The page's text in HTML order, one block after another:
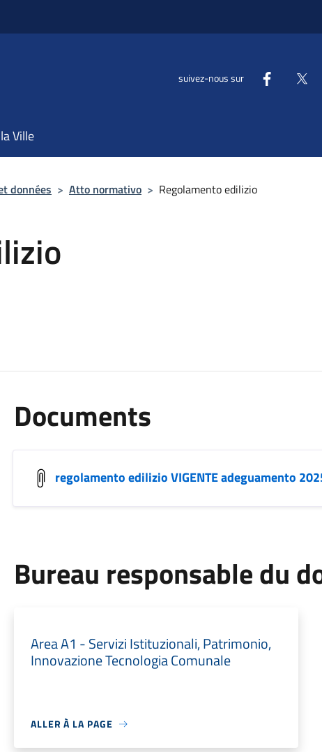
suivez-nous sur
Ville
données > Atto normativo > Regolamento edilizio
Documents
regolamento edilizio VIGENTE adeguamento
Bureau responsable du
Area A1 - Servizi Istituzionali, Patrimonio,
Innovazione Tecnologia Comunale
ALLER À LA PAGE